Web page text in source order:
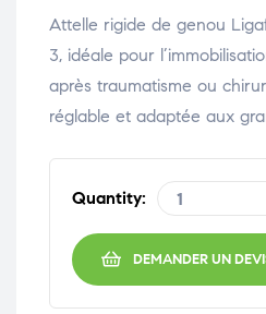
Attelle rigide de genou
3, idéale pour
après traumatisme ou
réglable et adaptée aux
Quantity:
DEMANDER UN